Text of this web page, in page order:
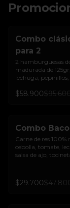
Combo
para 2
2 hamburguesas
madurada de
lechuga, pepinillos,
papas a la francesa
$58.900
Combo
Carne de res 100%
cebolla, tomate,
salsa de ajo,
$29.700